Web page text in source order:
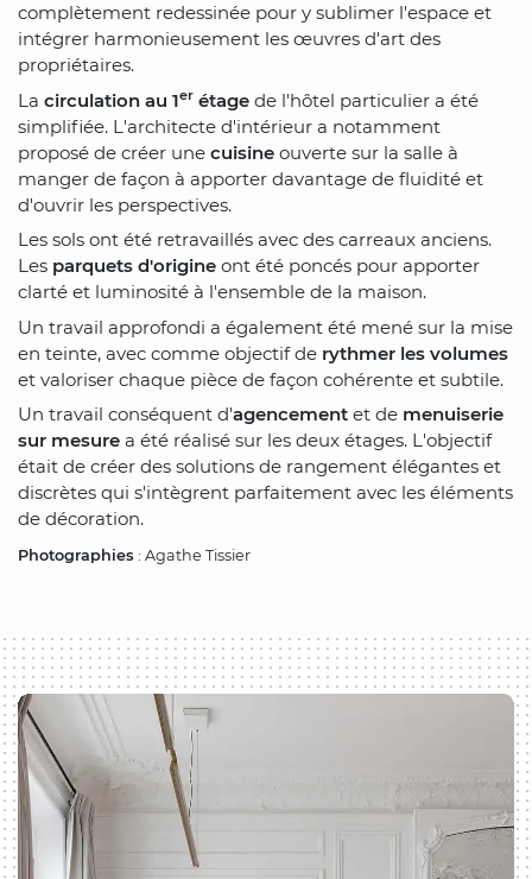
complètement redessinée pour y sublimer l'espace et
intégrer harmonieusement les œuvres d'art des
propriétaires.
La circulation au 1er étage de l'hôtel particulier a été
simplifiée. L'architecte d'intérieur a notamment
proposé de créer une cuisine ouverte sur la salle à
manger de façon à apporter davantage de fluidité et
d'ouvrir les perspectives.
Les sols ont été retravaillés avec des carreaux anciens.
Les parquets d'origine ont été poncés pour apporter
clarté et luminosité à l'ensemble de la maison.
Un travail approfondi a également été mené sur la mise
en teinte, avec comme objectif de rythmer les volumes
et valoriser chaque pièce de façon cohérente et subtile.
Un travail conséquent d'agencement et de menuiserie
sur mesure a été réalisé sur les deux étages. L'objectif
était de créer des solutions de rangement élégantes et
discrètes qui s'intègrent parfaitement avec les éléments
de décoration.
Photographies : Agathe Tissier